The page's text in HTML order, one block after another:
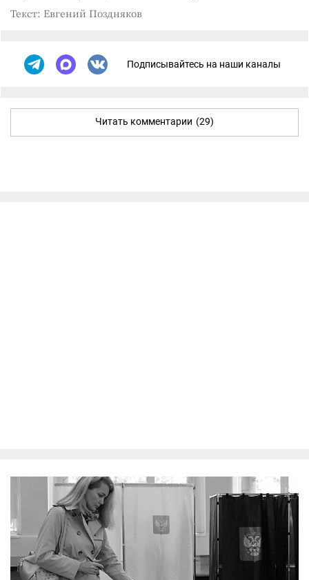
Текст: Евгений Поздняков
Подписывайтесь на наши каналы
Читать комментарии (29)